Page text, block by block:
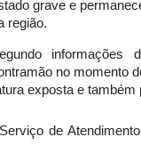
grave e
região.
no momento
exposta e também
de